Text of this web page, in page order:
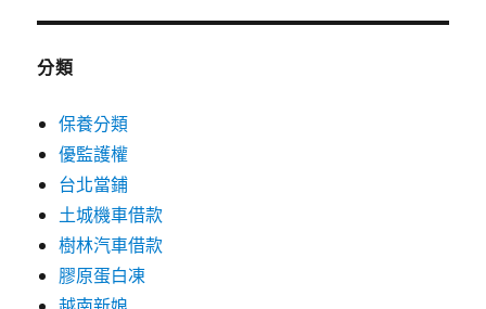
分類
保養分類
優監護權
台北當鋪
土城機車借款
樹林汽車借款
膠原蛋白凍